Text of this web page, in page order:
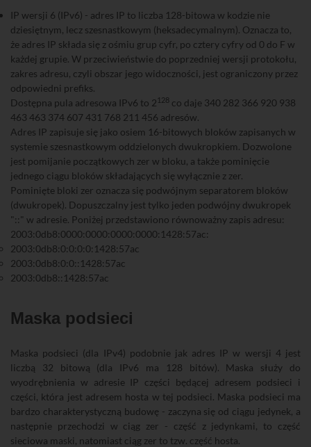
IP wersji 6 (IPv6) - adres IP to liczba 128-bitowa w kodzie nie
dziesiętnym, lecz szesnastkowym (heksadecymalnym). Oznacza to,
że adres IP składa się z ośmiu grup cyfr, po cztery cyfry od 0 do F w
każdej grupie. W przeciwieństwie do poprzedniej wersji protokołu,
zakres adresu, czyli obszar jego widoczności, jest ograniczony przez
odpowiedni prefiks.
Dostępna pula adresowa IPv6 to 2 128 co daje 340 282 366 920 938
463 463 374 607 431 768 211 456 adresów.
Adres IP zapisuje się jako osiem 16-bitowych bloków zapisanych w
systemie szesnastkowym oddzielonych dwukropkiem. Dozwolone
jest pomijanie początkowych zer w bloku, a także pominięcie
jednego ciągu bloków składających się wyłącznie z zer.
Pominięte bloki zer oznacza się podwójnym separatorem bloków
(dwukropek). Dopuszczalny jest tylko jeden podwójny dwukropek
"::" w adresie. Poniżej przedstawiono równoważny zapis adresu:
2003:0db8:0000:0000:0000:0000:1428:57ac:
2003:0db8:0:0:0:0:1428:57ac
2003:0db8:0:0::1428:57ac
2003:0db8::1428:57ac
Maska podsieci
Maska podsieci (dla IPv4) podobnie jak adres IP w wersji 4 jest
liczbą 32 bitową (dla IPv6 ma 128 bitów). Maska służy do
wyodrębnienia w adresie IP części będącej adresem podsieci i
części, która jest adresem hosta w tej podsieci. Maska podsieci ma
bardzo charakterystyczną budowę - zaczyna się od ciągu jedynek, a
następnie przechodzi w ciąg zer - część z jedynkami, to część
sieciowa maski, natomiast ciąg zer to tzw. część hosta.